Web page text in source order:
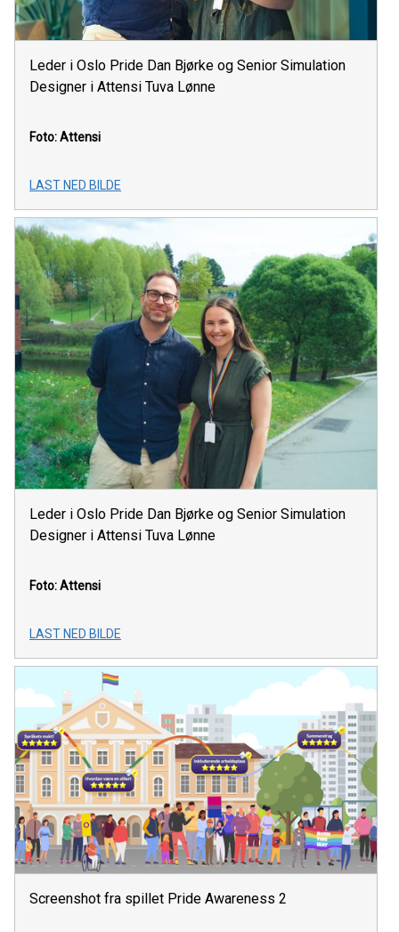
Leder i Oslo Pride Dan Bjørke og Senior Simulation
Designer i Attensi Tuva Lønne
Foto: Attensi
LAST NED BILDE
Leder i Oslo Pride Dan Bjørke og Senior Simulation
Designer i Attensi Tuva Lønne
Foto: Attensi
LAST NED BILDE
Screenshot fra spillet Pride Awareness 2